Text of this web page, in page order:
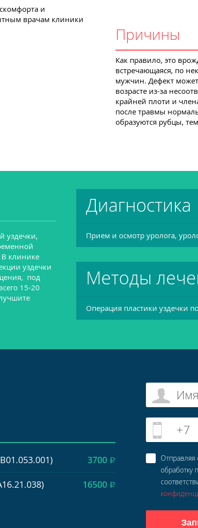
и
врачам клиники
Причины
Как правило, это
встречающаяся, по
мужчин. Дефект
возрасте из-за
крайней плоти и
после травмы
образуются рубцы,
уздечки,
В клинике
уздечки
под
15-20
Диагностика
Прием и осмотр уролога,
Методы
Операция пластики уздечки
3700 Р
16500 Р
Имя
+7
Отправляя
обработку